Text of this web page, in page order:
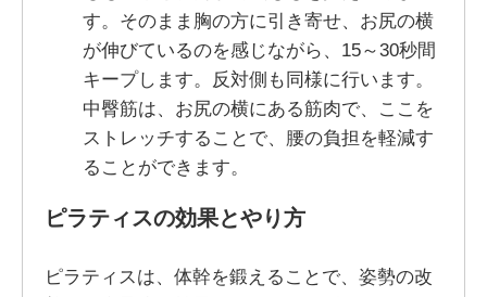
す。そのまま胸の方に引き寄せ、お尻の横
が伸びているのを感じながら、15～30秒間
キープします。反対側も同様に行います。
中臀筋は、お尻の横にある筋肉で、ここを
ストレッチすることで、腰の負担を軽減す
ることができます。
ピラティスの効果とやり方
ピラティスは、体幹を鍛えることで、姿勢の改